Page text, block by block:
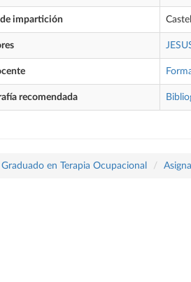
de impartición
recomendada
Graduado en Terapia Ocupacional